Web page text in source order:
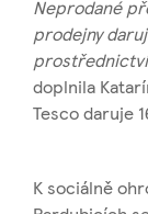
Neprodané
prodejny
doplnila
Tesco daruje
K sociálně